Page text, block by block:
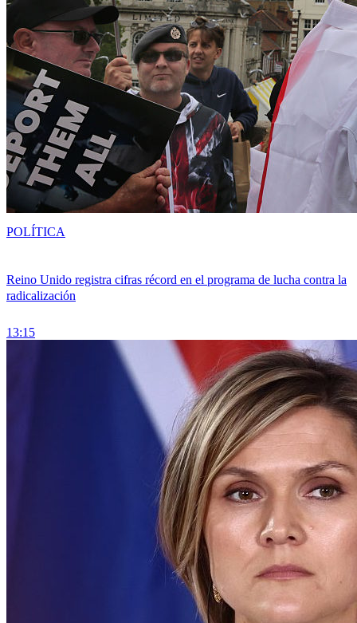
Reino Unido registra cifras récord en el programa de lucha contra la
radicalización
13:15
POLÍTICA